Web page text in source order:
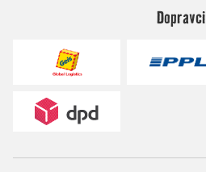
Dopravci